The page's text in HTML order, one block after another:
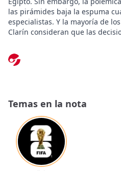
las pirámides baja la espuma
especialistas. Y la mayoría de
Clarín consideran que las
correctas.
Héctor Baldassi, el árbitro que
juego porque con el sistema
Y agrega sobre el pisotón de
Martínez: “El tema tiene que ver
Atacking Possession Phase en
de juego, al momento en el que
No se revisa la jugada final,
Temas en la nota